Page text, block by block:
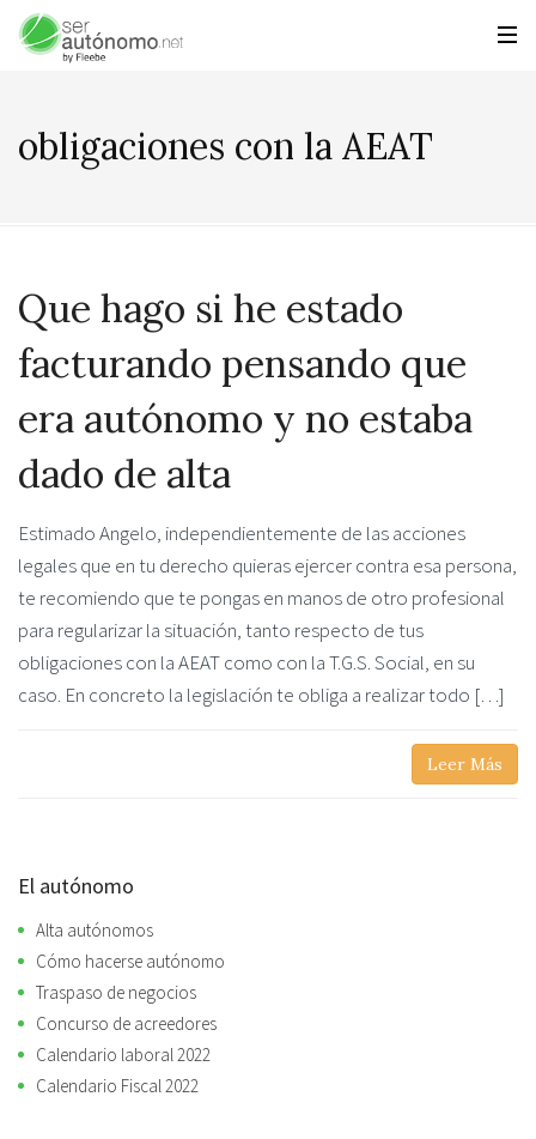
obligaciones con la AEAT
Que hago si he estado
facturando pensando que
era autónomo y no estaba
dado de alta
Estimado Angelo, independientemente de las acciones
legales que en tu derecho quieras ejercer contra esa persona,
te recomiendo que te pongas en manos de otro profesional
para regularizar la situación, tanto respecto de tus
obligaciones con la AEAT como con la T.G.S. Social, en su
caso. En concreto la legislación te obliga a realizar todo […]
Leer Más
El autónomo
Alta autónomos
Cómo hacerse autónomo
Traspaso de negocios
Concurso de acreedores
Calendario laboral 2022
Calendario Fiscal 2022